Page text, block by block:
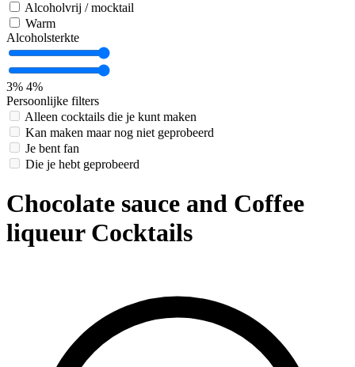
Alcoholvrij / mocktail
Warm
Alcoholsterkte
3% 4%
Persoonlijke filters
Alleen cocktails die je kunt maken
Kan maken maar nog niet geprobeerd
Je bent fan
Die je hebt geprobeerd
Chocolate sauce and Coffee
liqueur Cocktails